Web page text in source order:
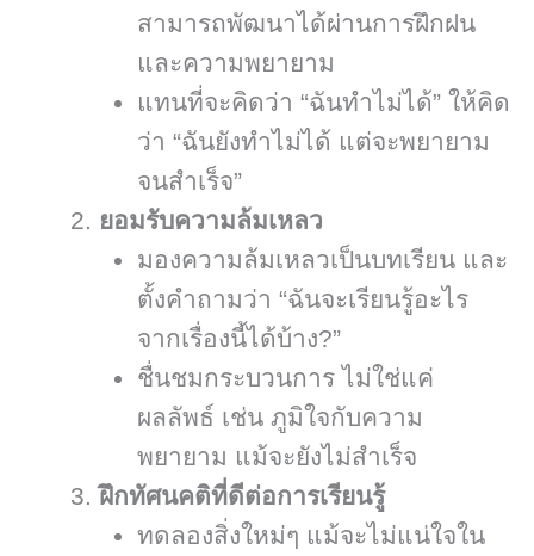
สามารถพัฒนาได้ผ่านการฝึกฝน
และความพยายาม
แทนที่จะคิดว่า “ฉันทำไม่ได้” ให้คิด
ว่า “ฉันยังทำไม่ได้ แต่จะพยายาม
จนสำเร็จ”
ยอมรับความล้มเหลว
มองความล้มเหลวเป็นบทเรียน และ
ตั้งคำถามว่า “ฉันจะเรียนรู้อะไร
จากเรื่องนี้ได้บ้าง?”
ชื่นชมกระบวนการ ไม่ใช่แค่
ผลลัพธ์ เช่น ภูมิใจกับความ
พยายาม แม้จะยังไม่สำเร็จ
ฝึกทัศนคติที่ดีต่อการเรียนรู้
ทดลองสิ่งใหม่ๆ แม้จะไม่แน่ใจใน